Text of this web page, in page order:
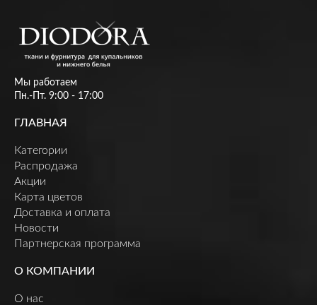
Мы работаем
Пн.-Пт. 9:00 - 17:00
ГЛАВНАЯ
Категории
Распродажа
Акции
Карта цветов
Доставка и оплата
Новости
Партнерская программа
О КОМПАНИИ
О нас